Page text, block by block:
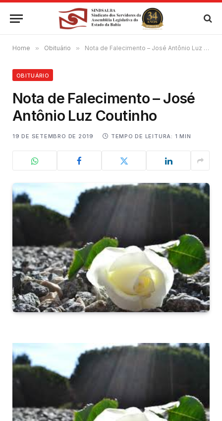
Home » Obituário » Nota de Falecimento – José Antônio Luz Coutinho
OBITUÁRIO
Nota de Falecimento – José
Antônio Luz Coutinho
19 DE SETEMBRO DE 2019 TEMPO DE LEITURA: 1 MIN